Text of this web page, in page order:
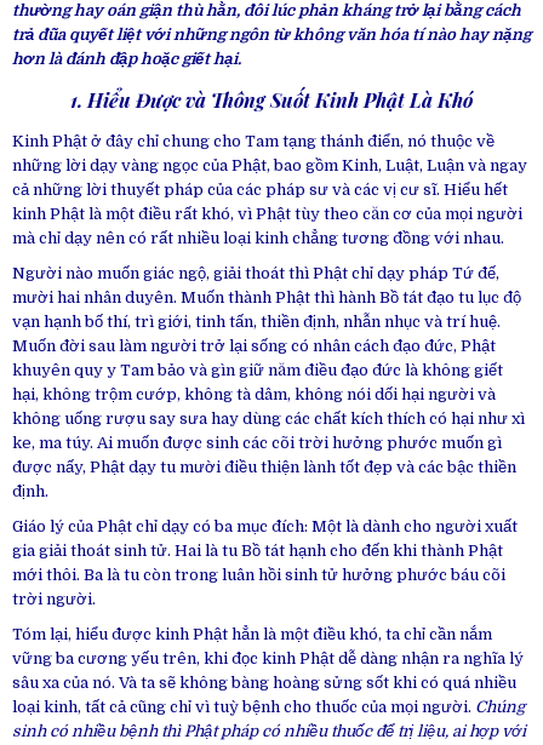
thường hay oán giận thù hằn, đôi lúc phản kháng trở lại bằng cách
trả đũa quyết liệt với những ngôn từ không văn hóa tí nào hay nặng
hơn là đánh đập hoặc giết hại.
1. Hiểu Được và Thông Suốt Kinh Phật Là Khó
Kinh Phật ở đây chỉ chung cho Tam tạng thánh điển, nó thuộc về
những lời dạy vàng ngọc của Phật, bao gồm Kinh, Luật, Luận và ngay
cả những lời thuyết pháp của các pháp sư và các vị cư sĩ. Hiểu hết
kinh Phật là một điều rất khó, vì Phật tùy theo căn cơ của mọi người
mà chỉ dạy nên có rất nhiều loại kinh chẳng tương đồng với nhau.
Người nào muốn giác ngộ, giải thoát thì Phật chỉ dạy pháp Tứ đế,
mười hai nhân duyên. Muốn thành Phật thì hành Bồ tát đạo tu lục độ
vạn hạnh bố thí, trì giới, tinh tấn, thiền định, nhẫn nhục và trí huệ.
Muốn đời sau làm người trở lại sống có nhân cách đạo đức, Phật
khuyên quy y Tam bảo và gìn giữ năm điều đạo đức là không giết
hại, không trộm cướp, không tà dâm, không nói dối hại người và
không uống rượu say sưa hay dùng các chất kích thích có hại như xì
ke, ma túy. Ai muốn được sinh các cõi trời hưởng phước muốn gì
được nấy, Phật dạy tu mười điều thiện lành tốt đẹp và các bậc thiền
định.
Giáo lý của Phật chỉ dạy có ba mục đích: Một là dành cho người xuất
gia giải thoát sinh tử. Hai là tu Bồ tát hạnh cho đến khi thành Phật
mới thôi. Ba là tu còn trong luân hồi sinh tử hưởng phước báu cõi
trời người.
Tóm lại, hiểu được kinh Phật hẳn là một điều khó, ta chỉ cần nắm
vững ba cương yếu trên, khi đọc kinh Phật dễ dàng nhận ra nghĩa lý
sâu xa của nó. Và ta sẽ không bàng hoàng sửng sốt khi có quá nhiều
loại kinh, tất cả cũng chỉ vì tuỳ bệnh cho thuốc của mọi người. Chúng
sinh có nhiều bệnh thì Phật pháp có nhiều thuốc để trị liệu, ai hợp với